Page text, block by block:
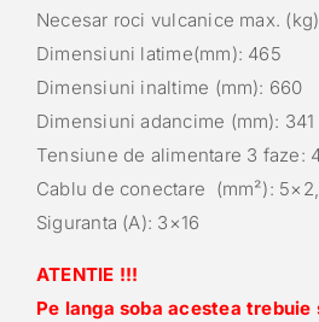
Necesar roci vulcanice max.
Dimensiuni latime(mm): 465
Dimensiuni inaltime (mm): 660
Dimensiuni adancime (mm): 341
Tensiune de alimentare 3 faze:
Cablu de conectare (mm²):
Siguranta (A): 3×16
ATENTIE !!!
Pe langa soba acestea trebuie